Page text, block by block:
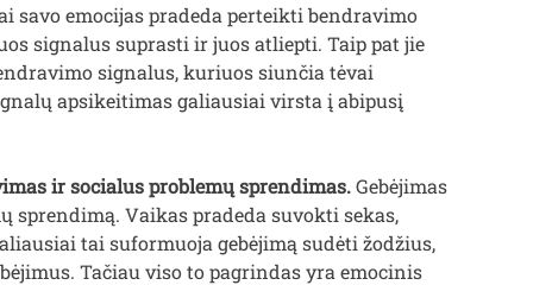
savo emocijas pradeda perteikti bendravimo
signalus suprasti ir juos atliepti. Taip pat jie
signalus, kuriuos siunčia tėvai
apsikeitimas galiausiai virsta į abipusį
ir socialus problemų sprendimas.Gebėjimas
Vaikas pradeda suvokti sekas,
tai suformuoja gebėjimą sudėti žodžius,
Tačiau viso to pagrindas yra emocinis